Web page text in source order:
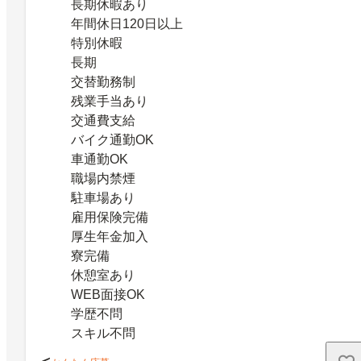
長期休暇あり
年間休日120日以上
特別休暇
長期
交替勤務制
残業手当あり
交通費支給
バイク通勤OK
車通勤OK
職場内禁煙
駐車場あり
雇用保険完備
厚生年金加入
寮完備
休憩室あり
WEB面接OK
学歴不問
スキル不問